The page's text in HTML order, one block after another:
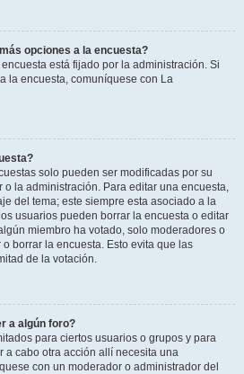
opciones a la encuesta?
está fijado por la administración. Si
la encuesta, comuníquese con La
solo pueden ser modificadas por su
la administración. Para editar una encuesta,
del tema; este siempre esta asociado a la
usuarios pueden borrar la encuesta o editar
miembro ha votado, solo moderadores o
borrar la encuesta. Esto evita que las
de la votación.
a algún foro?
para ciertos usuarios o grupos y para
a cabo otra acción allí necesita una
con un moderador o administrador del